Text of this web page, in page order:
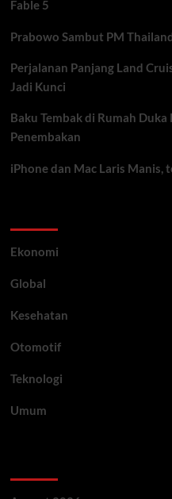
Fable 5
Prabowo Sambut PM
Perjalanan Panjang Land
Jadi Kunci
Baku Tembak di Rumah
Penembakan
iPhone dan Mac Laris Manis,
Ekonomi
Global
Kesehatan
Otomotif
Teknologi
Umum